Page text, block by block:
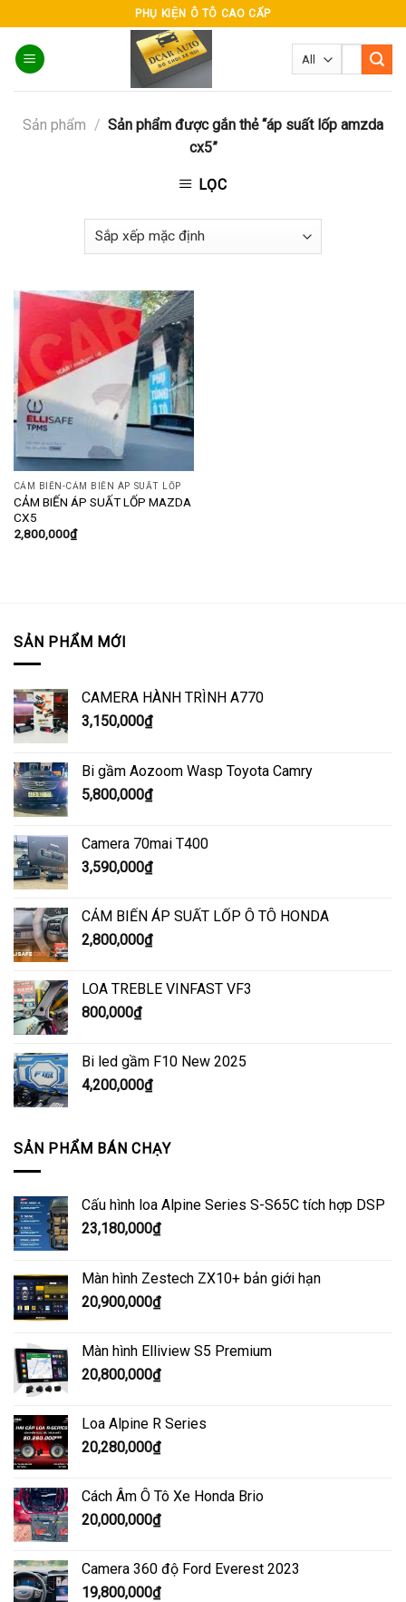
to
content
PHỤ KIỆN Ô TÔ CAO CẤP
Sản phẩm / Sản phẩm được gắn thẻ “áp suất lốp amzda
cx5”
LỌC
CẢM BIẾN-CẢM BIẾN ÁP SUẤT LỐP
CẢM BIẾN ÁP SUẤT LỐP MAZDA
CX5
2,800,000₫
SẢN PHẨM MỚI
CAMERA HÀNH TRÌNH A770
3,150,000₫
Bi gầm Aozoom Wasp Toyota Camry
5,800,000₫
Camera 70mai T400
3,590,000₫
CẢM BIẾN ÁP SUẤT LỐP Ô TÔ HONDA
2,800,000₫
LOA TREBLE VINFAST VF3
800,000₫
Bi led gầm F10 New 2025
4,200,000₫
SẢN PHẨM BÁN CHẠY
Cấu hình loa Alpine Series S-S65C tích hợp DSP
23,180,000₫
Màn hình Zestech ZX10+ bản giới hạn
20,900,000₫
Màn hình Elliview S5 Premium
20,800,000₫
Loa Alpine R Series
20,280,000₫
Cách Âm Ô Tô Xe Honda Brio
20,000,000₫
Camera 360 độ Ford Everest 2023
19,800,000₫